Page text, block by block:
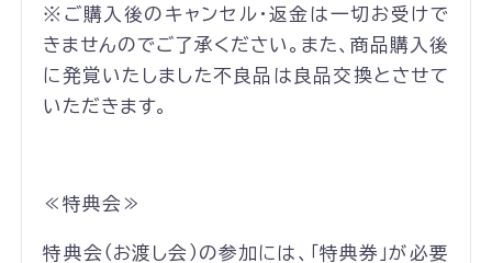
※ご購入後のキャンセル・返金は一切お受けで
きませんのでご了承ください。また、商品購入後
に発覚いたしました不良品は良品交換とさせて
いただきます。
≪特典会≫
特典会（お渡し会）の参加には、「特典券」が必要